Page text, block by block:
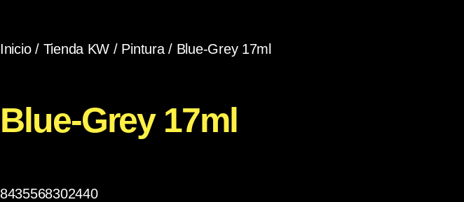
Inicio/ Tienda KW / Pintura/ Blue-Grey 17ml
Blue-Grey 17ml
8435568302440